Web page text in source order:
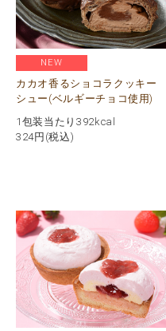
NEW
カカオ香るショコラクッキー
シュー(ベルギーチョコ使用)
1包装当たり392kcal
324円(税込)